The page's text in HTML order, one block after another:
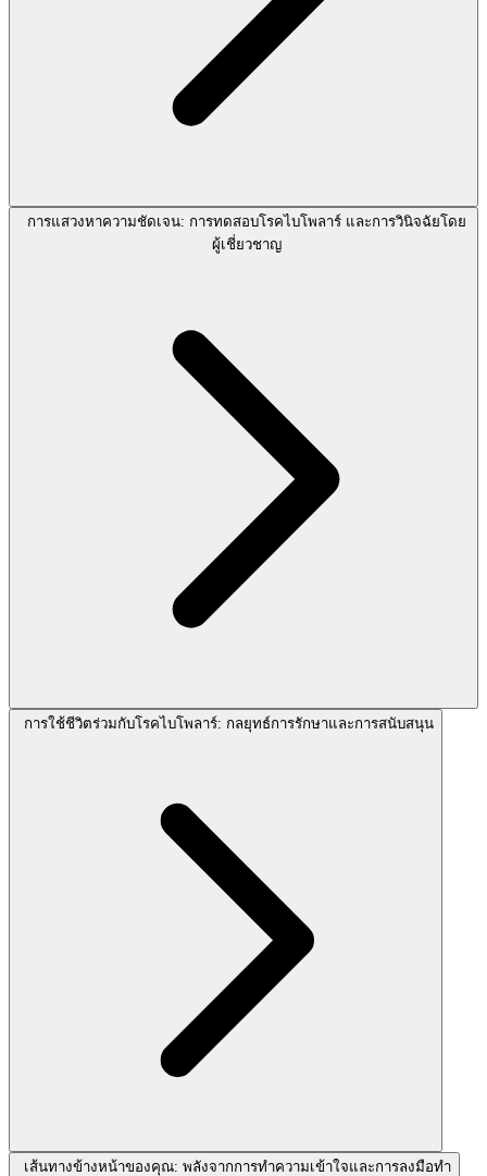
การแสวงหาความชัดเจน: การทดสอบโรคไบโพลาร์ และการวินิจฉัยโดย
ผู้เชี่ยวชาญ
การใช้ชีวิตร่วมกับโรคไบโพลาร์: กลยุทธ์การรักษาและการสนับสนุน
เส้นทางข้างหน้าของคุณ: พลังจากการทำความเข้าใจและการลงมือทำ